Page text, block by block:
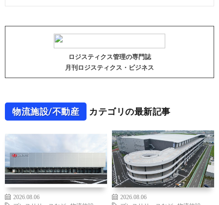
ロジスティクス管理の専門誌
月刊ロジスティクス・ビジネス
物流施設/不動産 カテゴリの最新記事
2026.08.06
2026.08.06